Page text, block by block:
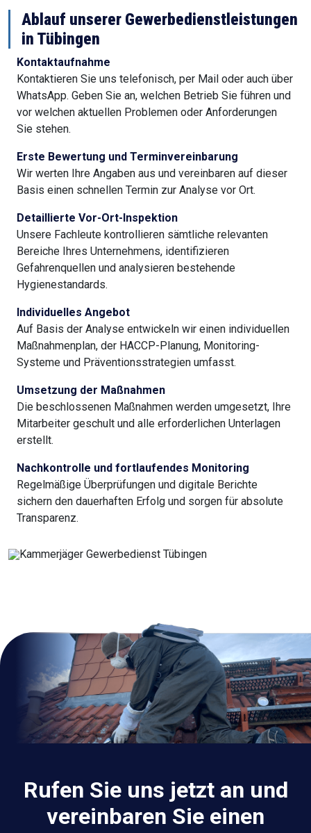
Ablauf unserer Gewerbedienstleistungen
in Tübingen
Kontaktaufnahme
Kontaktieren Sie uns telefonisch, per Mail oder auch über
WhatsApp. Geben Sie an, welchen Betrieb Sie führen und
vor welchen aktuellen Problemen oder Anforderungen
Sie stehen.
Erste Bewertung und Terminvereinbarung
Wir werten Ihre Angaben aus und vereinbaren auf dieser
Basis einen schnellen Termin zur Analyse vor Ort.
Detaillierte Vor-Ort-Inspektion
Unsere Fachleute kontrollieren sämtliche relevanten
Bereiche Ihres Unternehmens, identifizieren
Gefahrenquellen und analysieren bestehende
Hygienestandards.
Individuelles Angebot
Auf Basis der Analyse entwickeln wir einen individuellen
Maßnahmenplan, der HACCP-Planung, Monitoring-
Systeme und Präventionsstrategien umfasst.
Umsetzung der Maßnahmen
Die beschlossenen Maßnahmen werden umgesetzt, Ihre
Mitarbeiter geschult und alle erforderlichen Unterlagen
erstellt.
Nachkontrolle und fortlaufendes Monitoring
Regelmäßige Überprüfungen und digitale Berichte
sichern den dauerhaften Erfolg und sorgen für absolute
Transparenz.
Rufen Sie uns jetzt an und
vereinbaren Sie einen